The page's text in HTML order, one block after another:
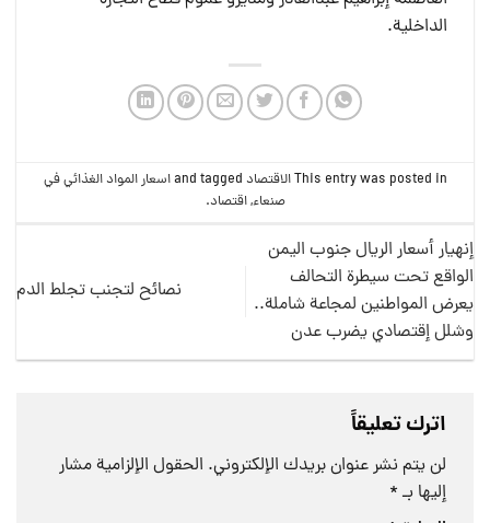
الداخلية.
This entry was posted inالاقتصاد
اسعار المواد الغذائي في
صنعاء,اقتصاد.
إنهيار أسعار الريال جنوب اليمن
الواقع تحت سيطرة التحالف
يعرض المواطنين لمجاعة شاملة..
وشلل إقتصادي يضرب عدن
نصائح لتجنب تجلط الدم
اترك تعليقاً
لن يتم نشر عنوان بريدك الإلكتروني. الحقول الإلزامية مشار
إليها بـ *